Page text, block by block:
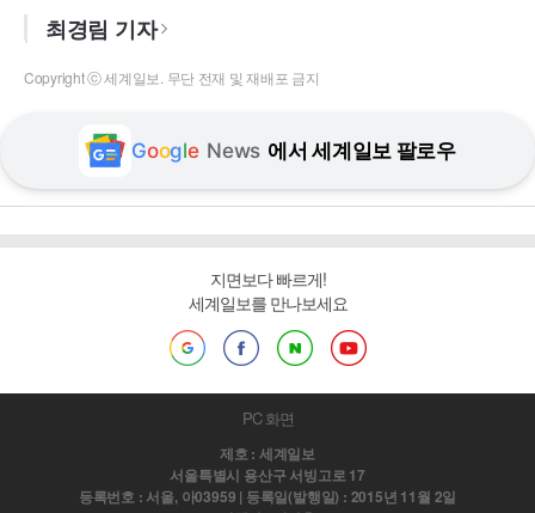
최경림 기자
Copyright ⓒ 세계일보. 무단 전재 및 재배포 금지
Google News 에서 세계일보 팔로우
지면보다 빠르게!
세계일보를 만나보세요
PC 화면
제호 : 세계일보
서울특별시 용산구 서빙고로 17
등록번호 : 서울, 아03959 | 등록일(발행일) : 2015년 11월 2일